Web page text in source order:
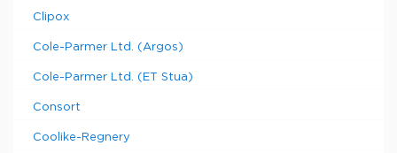
Clipox
Cole-Parmer Ltd. (Argos)
Cole-Parmer Ltd. (ET Stua)
Consort
Coolike-Regnery